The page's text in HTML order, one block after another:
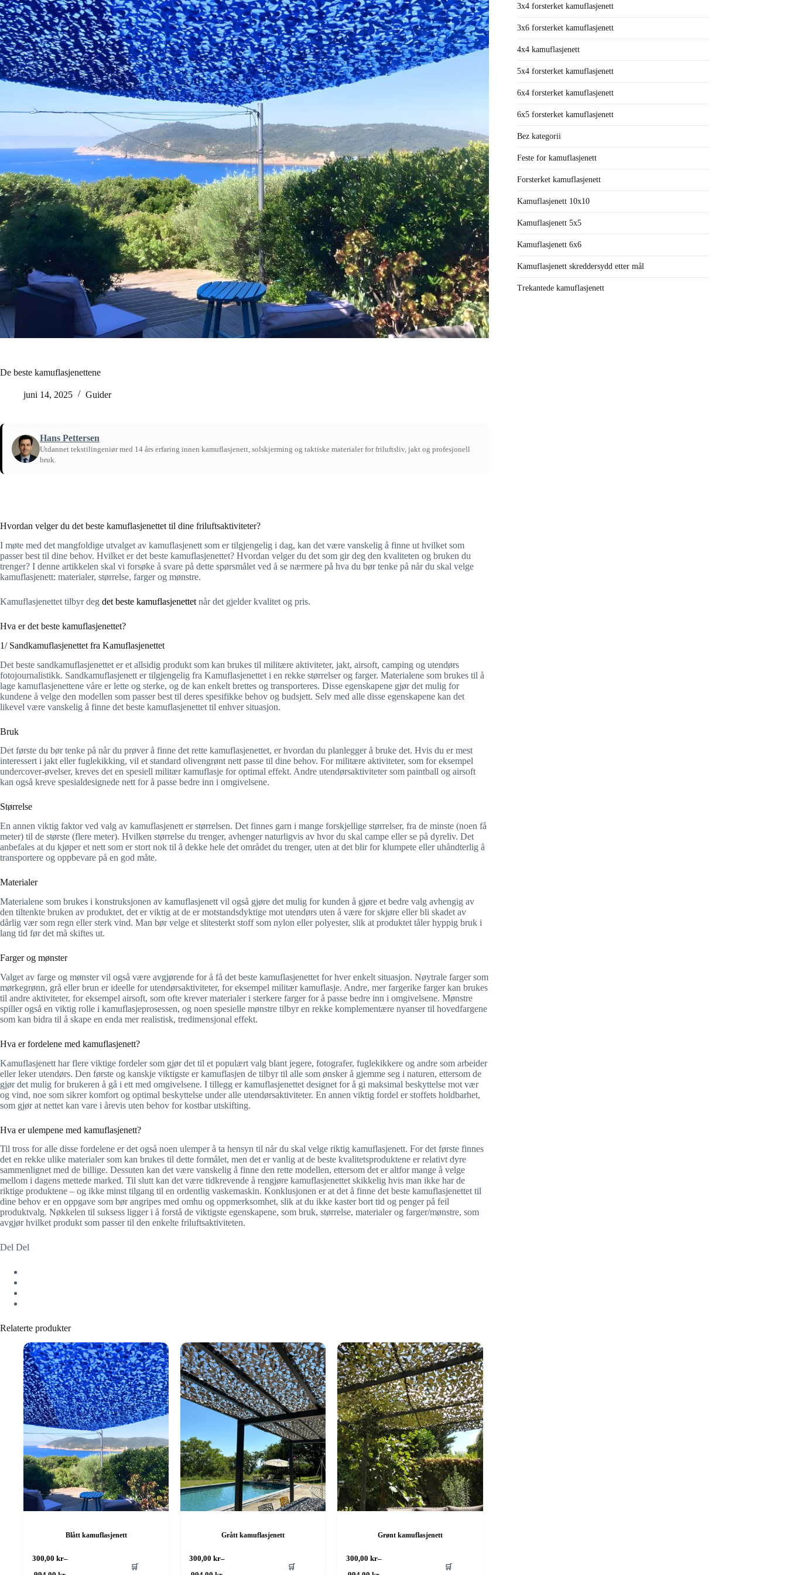
De beste kamuflasjenettene
juni 14, 2025 Guider
Hans Pettersen
Utdannet tekstilingeniør med 14 års erfaring innen kamuflasjenett, solskjerming og taktiske materialer for friluftsliv, jakt og profesjonell
bruk.
Hvordan velger du det beste kamuflasjenettet til dine friluftsaktiviteter?
I møte med det mangfoldige utvalget av kamuflasjenett som er tilgjengelig i dag, kan det være vanskelig å finne ut hvilket som
passer best til dine behov. Hvilket er det beste kamuflasjenettet? Hvordan velger du det som gir deg den kvaliteten og bruken du
trenger? I denne artikkelen skal vi forsøke å svare på dette spørsmålet ved å se nærmere på hva du bør tenke på når du skal velge
kamuflasjenett: materialer, størrelse, farger og mønstre.
Kamuflasjenettet tilbyr deg det beste kamuflasjenettet når det gjelder kvalitet og pris.
Hva er det beste kamuflasjenettet?
1/ Sandkamuflasjenettet fra Kamuflasjenettet
Det beste sandkamuflasjenettet er et allsidig produkt som kan brukes til militære aktiviteter, jakt, airsoft, camping og utendørs
fotojournalistikk. Sandkamuflasjenett er tilgjengelig fra Kamuflasjenettet i en rekke størrelser og farger. Materialene som brukes til å
lage kamuflasjenettene våre er lette og sterke, og de kan enkelt brettes og transporteres. Disse egenskapene gjør det mulig for
kundene å velge den modellen som passer best til deres spesifikke behov og budsjett. Selv med alle disse egenskapene kan det
likevel være vanskelig å finne det beste kamuflasjenettet til enhver situasjon.
Bruk
Det første du bør tenke på når du prøver å finne det rette kamuflasjenettet, er hvordan du planlegger å bruke det. Hvis du er mest
interessert i jakt eller fuglekikking, vil et standard olivengrønt nett passe til dine behov. For militære aktiviteter, som for eksempel
undercover-øvelser, kreves det en spesiell militær kamuflasje for optimal effekt. Andre utendørsaktiviteter som paintball og airsoft
kan også kreve spesialdesignede nett for å passe bedre inn i omgivelsene.
Størrelse
En annen viktig faktor ved valg av kamuflasjenett er størrelsen. Det finnes garn i mange forskjellige størrelser, fra de minste (noen få
meter) til de største (flere meter). Hvilken størrelse du trenger, avhenger naturligvis av hvor du skal campe eller se på dyreliv. Det
anbefales at du kjøper et nett som er stort nok til å dekke hele det området du trenger, uten at det blir for klumpete eller uhåndterlig å
transportere og oppbevare på en god måte.
Materialer
Materialene som brukes i konstruksjonen av kamuflasjenett vil også gjøre det mulig for kunden å gjøre et bedre valg avhengig av
den tiltenkte bruken av produktet, det er viktig at de er motstandsdyktige mot utendørs uten å være for skjøre eller bli skadet av
dårlig vær som regn eller sterk vind. Man bør velge et slitesterkt stoff som nylon eller polyester, slik at produktet tåler hyppig bruk i
lang tid før det må skiftes ut.
Farger og mønster
Valget av farge og mønster vil også være avgjørende for å få det beste kamuflasjenettet for hver enkelt situasjon. Nøytrale farger som
mørkegrønn, grå eller brun er ideelle for utendørsaktiviteter, for eksempel militær kamuflasje. Andre, mer fargerike farger kan brukes
til andre aktiviteter, for eksempel airsoft, som ofte krever materialer i sterkere farger for å passe bedre inn i omgivelsene. Mønstre
spiller også en viktig rolle i kamuflasjeprosessen, og noen spesielle mønstre tilbyr en rekke komplementære nyanser til hovedfargene
som kan bidra til å skape en enda mer realistisk, tredimensjonal effekt.
Hva er fordelene med kamuflasjenett?
Kamuflasjenett har flere viktige fordeler som gjør det til et populært valg blant jegere, fotografer, fuglekikkere og andre som arbeider
eller leker utendørs. Den første og kanskje viktigste er kamuflasjen de tilbyr til alle som ønsker å gjemme seg i naturen, ettersom de
gjør det mulig for brukeren å gå i ett med omgivelsene. I tillegg er kamuflasjenettet designet for å gi maksimal beskyttelse mot vær
og vind, noe som sikrer komfort og optimal beskyttelse under alle utendørsaktiviteter. En annen viktig fordel er stoffets holdbarhet,
som gjør at nettet kan vare i årevis uten behov for kostbar utskifting.
Hva er ulempene med kamuflasjenett?
Til tross for alle disse fordelene er det også noen ulemper å ta hensyn til når du skal velge riktig kamuflasjenett. For det første finnes
det en rekke ulike materialer som kan brukes til dette formålet, men det er vanlig at de beste kvalitetsproduktene er relativt dyre
sammenlignet med de billige. Dessuten kan det være vanskelig å finne den rette modellen, ettersom det er altfor mange å velge
mellom i dagens mettede marked. Til slutt kan det være tidkrevende å rengjøre kamuflasjenettet skikkelig hvis man ikke har de
riktige produktene – og ikke minst tilgang til en ordentlig vaskemaskin. Konklusjonen er at det å finne det beste kamuflasjenettet til
dine behov er en oppgave som bør angripes med omhu og oppmerksomhet, slik at du ikke kaster bort tid og penger på feil
produktvalg. Nøkkelen til suksess ligger i å forstå de viktigste egenskapene, som bruk, størrelse, materialer og farger/mønstre, som
avgjør hvilket produkt som passer til den enkelte friluftsaktiviteten.
Del Del
Relaterte produkter
Blått kamuflasjenett
300,00 kr–
Prisområde:
🛒
Dette
Grått kamuflasjenett
300,00 kr–
Prisområde:
🛒
Dette
Grønt kamuflasjenett
300,00 kr–
Prisområde:
🛒
Dette
3x4 forsterket kamuflasjenett
3x6 forsterket kamuflasjenett
4x4 kamuflasjenett
5x4 forsterket kamuflasjenett
6x4 forsterket kamuflasjenett
6x5 forsterket kamuflasjenett
Bez kategorii
Feste for kamuflasjenett
Forsterket kamuflasjenett
Kamuflasjenett 10x10
Kamuflasjenett 5x5
Kamuflasjenett 6x6
Kamuflasjenett skreddersydd etter mål
Trekantede kamuflasjenett